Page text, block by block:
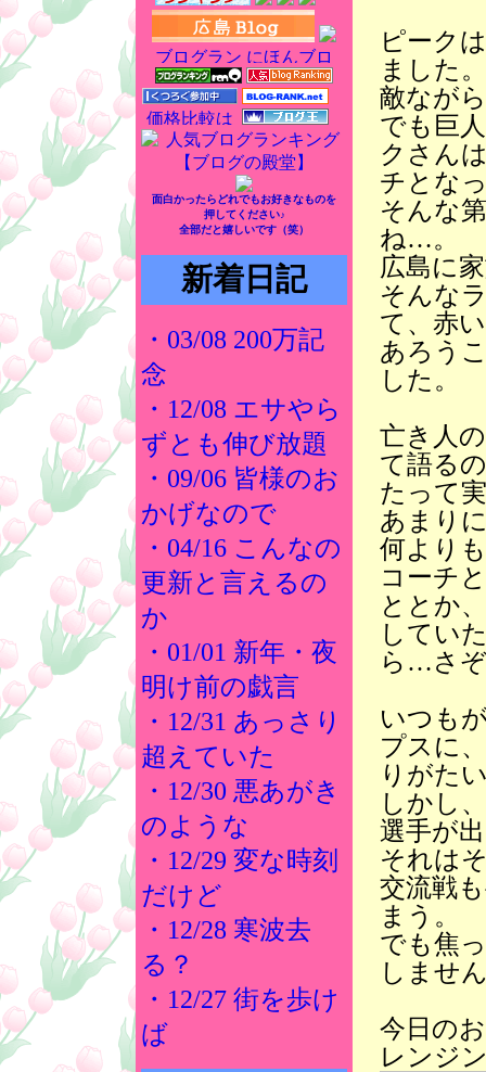
面白かったらどれでもお好きなものを
押してください♪
全部だと嬉しいです（笑）
新着日記
・03/08 200万記
念
・12/08 エサやら
ずとも伸び放題
・09/06 皆様のお
かげなので
・04/16 こんなの
更新と言えるの
か
・01/01 新年・夜
明け前の戯言
・12/31 あっさり
超えていた
・12/30 悪あがき
のような
・12/29 変な時刻
だけど
・12/28 寒波去
る？
・12/27 街を歩け
ば
ピーク
ました。
敵なが
でも巨
クさん
チとな
そんな
ね…。
広島に
そんな
て、赤
あろう
した。
亡き人
て語る
たって
あまり
何より
コーチ
ととか
してい
ら…さ
いつも
プスに
りがた
しかし
選手が
それは
交流戦
まう。
でも焦
しませ
今日の
レンジ